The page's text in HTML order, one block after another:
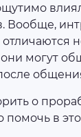
Вообще,
могут
о
помочь в